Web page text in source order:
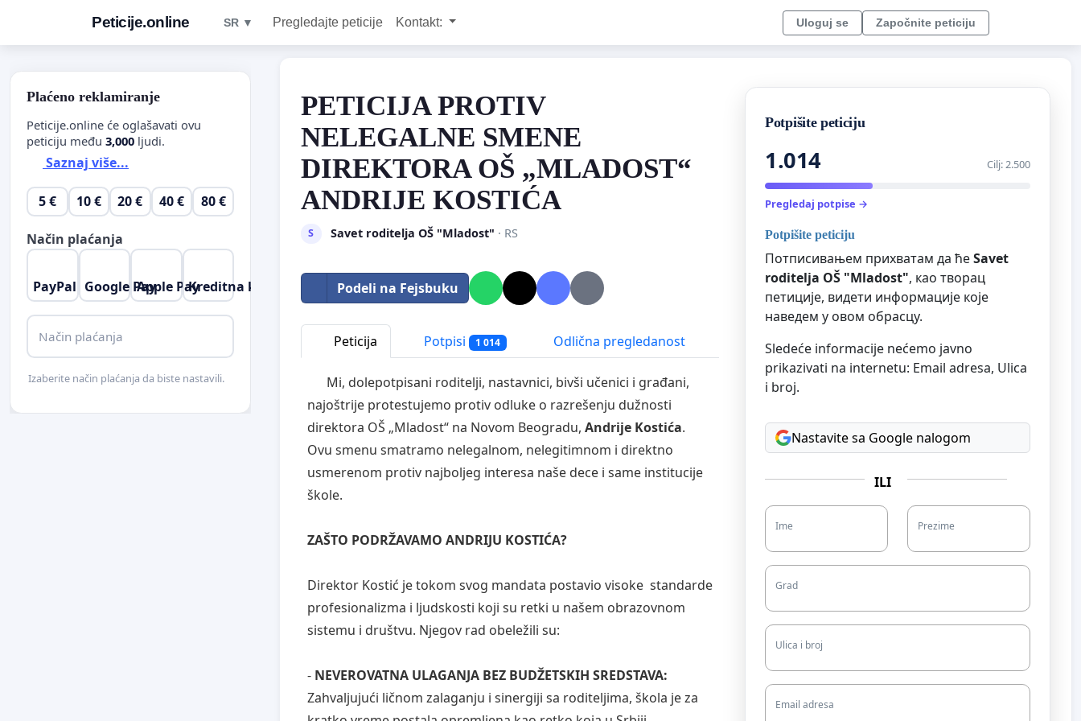
Peticije.online SR ▼ Pregledajte peticije Kontakt: Uloguj se Započnite peticiju
PETICIJA PROTIV
NELEGALNE SMENE
DIREKTORA OŠ „MLADOST“
ANDRIJE KOSTIĆA
S Savet roditelja OŠ "Mladost" · RS
Podeli na Fejsbuku
Peticija Potpisi 1 014 Odlična pregledanost
Mi, dolepotpisani roditelji, nastavnici, bivši učenici i građani,
najoštrije protestujemo protiv odluke o razrešenju dužnosti
direktora OŠ „Mladost“ na Novom Beogradu, Andrije Kostića.
Ovu smenu smatramo nelegalnom, nelegitimnom i direktno
usmerenom protiv najboljeg interesa naše dece i same institucije
škole.
ZAŠTO PODRŽAVAMO ANDRIJU KOSTIĆA?
Direktor Kostić je tokom svog mandata postavio visoke standarde
profesionalizma i ljudskosti koji su retki u našem obrazovnom
sistemu i društvu. Njegov rad obeležili su:
- NEVEROVATNA ULAGANJA BEZ BUDŽETSKIH SREDSTAVA:
Zahvaljujući ličnom zalaganju i sinergiji sa roditeljima, škola je za
Potpišite peticiju
1.014 Cilj: 2.500
Pregledaj potpise →
Potpišite peticiju
Потписивањем прихватам да ћеSavet
roditelja OŠ "Mladost", као творац
петиције, видети информације које
наведем у овом обрасцу.
Sledeće informacije nećemo javno
prikazivati na internetu: Email adresa, Ulica
i broj.
Nastavite sa Google nalogom
ILI
Ime Prezime
Grad
Ulica i broj
Email adresa
Plaćeno reklamiranje
Peticije.online će oglašavati ovu
peticiju među 3,000 ljudi.
Saznaj više...
5 € 10 € 20 € 40 € 80 €
Način plaćanja
PayPal Google PayApple PayKreditna kartica
Način plaćanja
Izaberite način plaćanja da biste nastavili.